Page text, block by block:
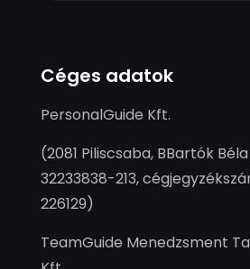
Céges adatok
PersonalGuide Kft.
(2081 Piliscsaba, BBartók
32233838-213,
226129)
TeamGuide Menedzsment